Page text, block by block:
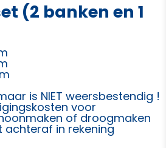
(2 banken en 1
is NIET weersbestendig !
voor
of droogmaken
in rekening